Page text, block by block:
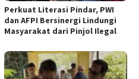
Perkuat Literasi Pindar, PWI
dan AFPI Bersinergi Lindungi
Masyarakat dari Pinjol Ilegal